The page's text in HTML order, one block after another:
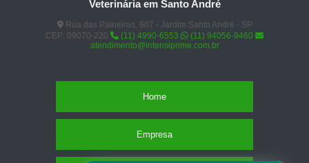
Veterinária em Santo André
Rua das Paineiras, 607 - Jardim Santo André - SP
CEP: 09070-220
(11) 4990-6553
(11) 94056-9460
atendimento@intensiprime.com.br
Home
Empresa